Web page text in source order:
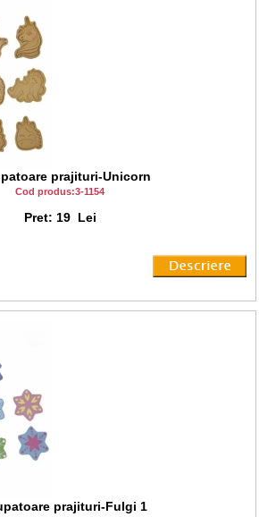
prajituri-Unicorn
Cod produs:3-1154
Pret: 19 Lei
prajituri-Fulgi 1